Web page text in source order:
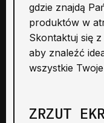
gdzie znajdą
produktów w
Skontaktuj się
aby znaleźć
wszystkie
ZRZUT